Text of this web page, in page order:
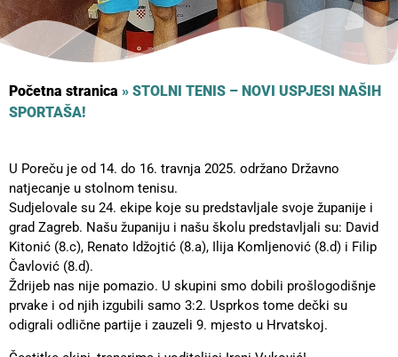
Početna stranica » STOLNI TENIS – NOVI USPJESI NAŠIH
SPORTAŠA!
U Poreču je od 14. do 16. travnja 2025. održano Državno
natjecanje u stolnom tenisu.
Sudjelovale su 24. ekipe koje su predstavljale svoje županije i
grad Zagreb. Našu županiju i našu školu predstavljali su: David
Kitonić (8.c), Renato Idžojtić (8.a), Ilija Komljenović (8.d) i Filip
Čavlović (8.d).
Ždrijeb nas nije pomazio. U skupini smo dobili prošlogodišnje
prvake i od njih izgubili samo 3:2. Usprkos tome dečki su
odigrali odlične partije i zauzeli 9. mjesto u Hrvatskoj.